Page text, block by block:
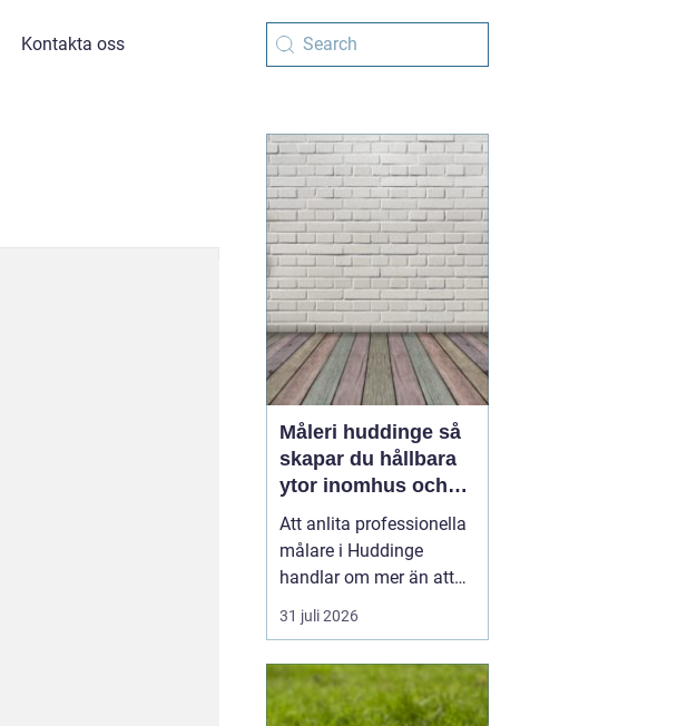
Kontakta oss
Måleri huddinge så
skapar du hållbara
ytor inomhus och
utomhus
Att anlita professionella
målare i Huddinge
handlar om mer än att
bara få nya kulörer på
väggarna. Ett
måleriarbete skyddar
huset, höjer värdet på
31 juli 2026